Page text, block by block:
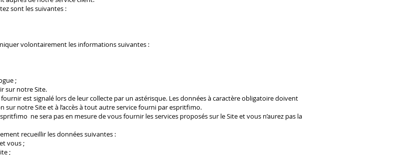
sont les suivantes :
volontairement les informations suivantes :
;
sur notre Site.
est signalé lors de leur collecte par un astérisque. Les données à caractère obligatoire doivent
sur notre Site et à l’accès à tout autre service fourni par espritfimo.
ne sera pas en mesure de vous fournir les services proposés sur le Site et vous n’aurez pas la
recueillir les données suivantes :
vous ;
;